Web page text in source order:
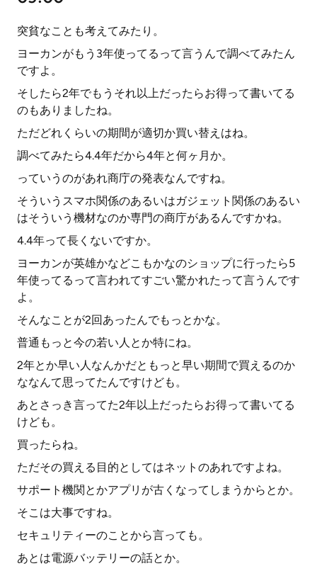
突貧なことも考えてみたり。
ヨーカンがもう3年使ってるって言うんで調べてみたん
ですよ。
そしたら2年でもうそれ以上だったらお得って書いてる
のもありましたね。
ただどれくらいの期間が適切か買い替えはね。
調べてみたら4.4年だから4年と何ヶ月か。
っていうのがあれ商庁の発表なんですね。
そういうスマホ関係のあるいはガジェット関係のあるい
はそういう機材なのか専門の商庁があるんですかね。
4.4年って長くないですか。
ヨーカンが英雄かなどこもかなのショップに行ったら5
年使ってるって言われてすごい驚かれたって言うんです
よ。
そんなことが2回あったんでもっとかな。
普通もっと今の若い人とか特にね。
2年とか早い人なんかだともっと早い期間で買えるのか
ななんて思ってたんですけども。
あとさっき言ってた2年以上だったらお得って書いてる
けども。
買ったらね。
ただその買える目的としてはネットのあれですよね。
サポート機関とかアプリが古くなってしまうからとか。
そこは大事ですね。
セキュリティーのことから言っても。
あとは電源バッテリーの話とか。